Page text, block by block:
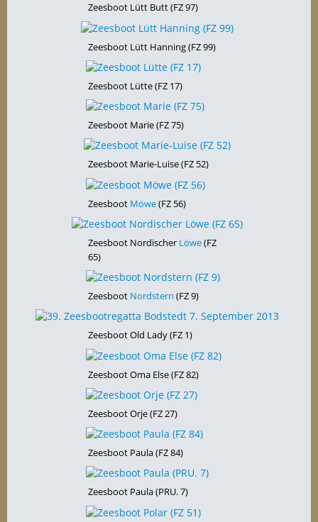
Zeesboot Lütt Butt (FZ 97)
Zeesboot Lütt Hanning (FZ 99)
Zeesboot Lütte (FZ 17)
Zeesboot Marie (FZ 75)
Zeesboot Marie-Luise (FZ 52)
Zeesboot Möwe(FZ 56)
Zeesboot Nordischer Löwe(FZ
65)
Zeesboot Nordstern (FZ 9)
Zeesboot Old Lady (FZ 1)
Zeesboot Oma Else (FZ 82)
Zeesboot Orje (FZ 27)
Zeesboot Paula (FZ 84)
Zeesboot Paula (PRU. 7)